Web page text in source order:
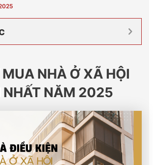
MUA NHÀ Ở XÃ HỘI
NHẤT NĂM 2025